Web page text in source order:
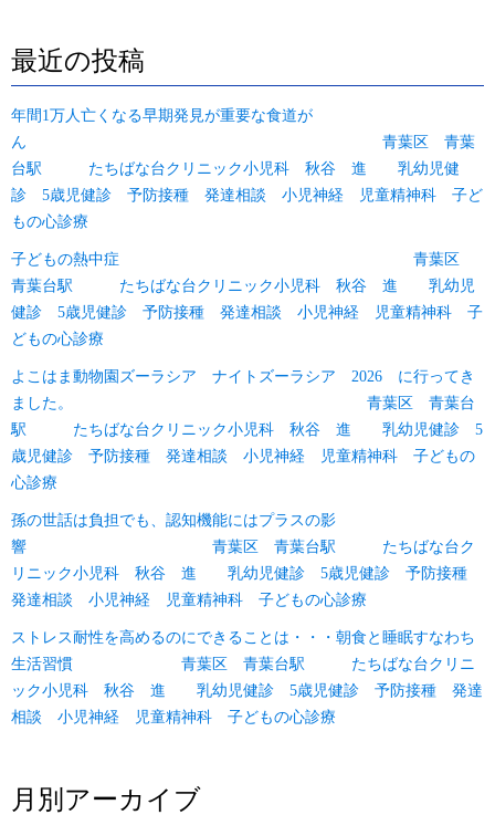
最近の投稿
年間1万人亡くなる早期発見が重要な食道が
ん 青葉区 青葉
台駅 たちばな台クリニック小児科 秋谷 進 乳幼児健
診 5歳児健診 予防接種 発達相談 小児神経 児童精神科 子ど
もの心診療
子どもの熱中症 青葉区
青葉台駅 たちばな台クリニック小児科 秋谷 進 乳幼児
健診 5歳児健診 予防接種 発達相談 小児神経 児童精神科 子
どもの心診療
よこはま動物園ズーラシア ナイトズーラシア 2026 に行ってき
ました。 青葉区 青葉台
駅 たちばな台クリニック小児科 秋谷 進 乳幼児健診 5
歳児健診 予防接種 発達相談 小児神経 児童精神科 子どもの
心診療
孫の世話は負担でも、認知機能にはプラスの影
響 青葉区 青葉台駅 たちばな台ク
リニック小児科 秋谷 進 乳幼児健診 5歳児健診 予防接種
発達相談 小児神経 児童精神科 子どもの心診療
ストレス耐性を高めるのにできることは・・・朝食と睡眠すなわち
生活習慣 青葉区 青葉台駅 たちばな台クリニ
ック小児科 秋谷 進 乳幼児健診 5歳児健診 予防接種 発達
相談 小児神経 児童精神科 子どもの心診療
月別アーカイブ